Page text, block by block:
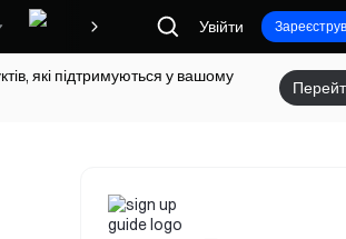
Винагороди
Увійти
які підтримуються у вашому